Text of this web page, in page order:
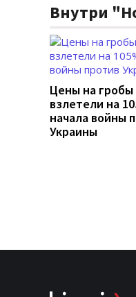
Внутри
Цены на гробы
взлетели на
начала войны
Украины